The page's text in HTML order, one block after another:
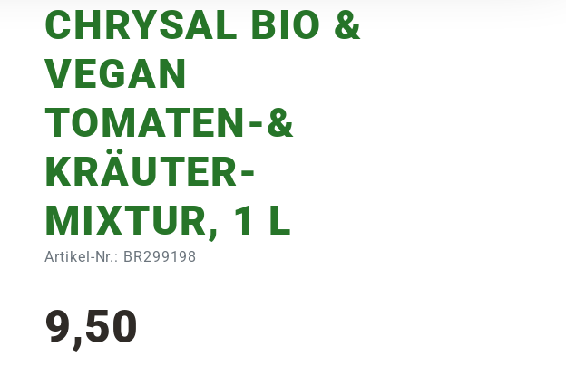
CHRYSAL BIO &
VEGAN
TOMATEN-&
KRÄUTER-
MIXTUR, 1 L
Artikel-Nr.: BR299198
9,50